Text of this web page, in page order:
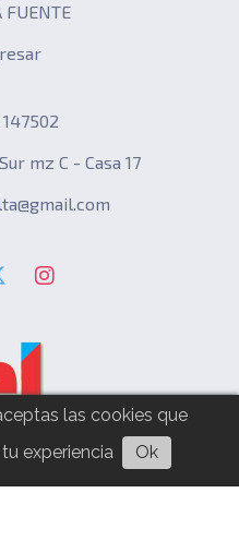
FUENTE
mz C - Casa 17
las cookies que
experiencia
Ok